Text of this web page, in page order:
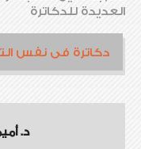
العديدة للدكاترة
دكاترة فى نفس
د.